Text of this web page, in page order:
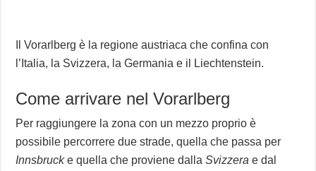
Il Vorarlberg è la regione austriaca che confina con
l’Italia, la Svizzera, la Germania e il Liechtenstein.
Come arrivare nel Vorarlberg
Per raggiungere la zona con un mezzo proprio è
possibile percorrere due strade, quella che passa per
Innsbrucke quella che proviene dallaSvizzera e dal